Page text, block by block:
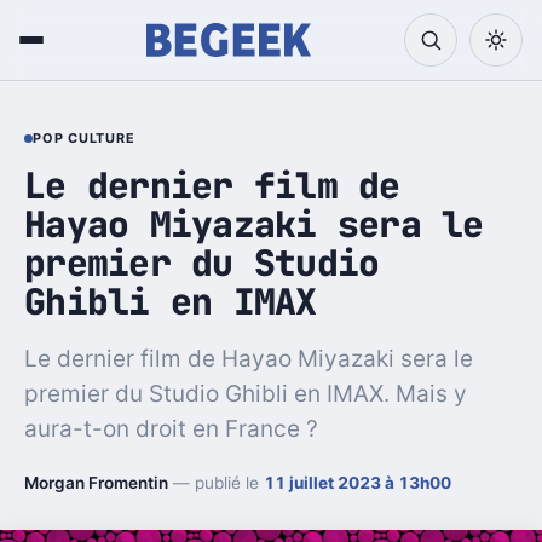
POP CULTURE
Le dernier film de
Hayao Miyazaki sera le
premier du Studio
Ghibli en IMAX
Le dernier film de Hayao Miyazaki sera le
premier du Studio Ghibli en IMAX. Mais y
aura-t-on droit en France ?
Morgan Fromentin — publié le 11 juillet 2023 à 13h00